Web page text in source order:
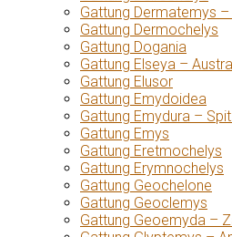
Gattung Dermatemys
Gattung Dermochelys
Gattung Dogania
Gattung Elseya –
Gattung Elusor
Gattung Emydoidea
Gattung Emydura –
Gattung Emys
Gattung Eretmochelys
Gattung Erymnochelys
Gattung Geochelone
Gattung Geoclemys
Gattung Geoemyda –